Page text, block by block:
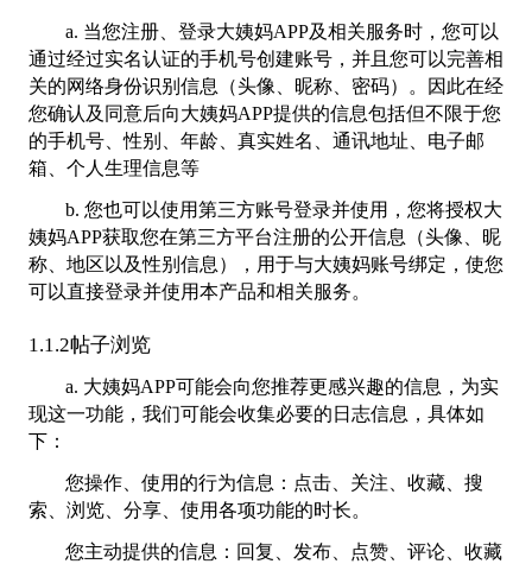
a. 当您注册、登录大姨妈APP及相关服务时，您可以
通过经过实名认证的手机号创建账号，并且您可以完善相
关的网络身份识别信息（头像、昵称、密码）。因此在经
您确认及同意后向大姨妈APP提供的信息包括但不限于您
的手机号、性别、年龄、真实姓名、通讯地址、电子邮
箱、个人生理信息等
b. 您也可以使用第三方账号登录并使用，您将授权大
姨妈APP获取您在第三方平台注册的公开信息（头像、昵
称、地区以及性别信息），用于与大姨妈账号绑定，使您
可以直接登录并使用本产品和相关服务。
1.1.2帖子浏览
a. 大姨妈APP可能会向您推荐更感兴趣的信息，为实
现这一功能，我们可能会收集必要的日志信息，具体如
下：
您操作、使用的行为信息：点击、关注、收藏、搜
索、浏览、分享、使用各项功能的时长。
您主动提供的信息：回复、发布、点赞、评论、收藏